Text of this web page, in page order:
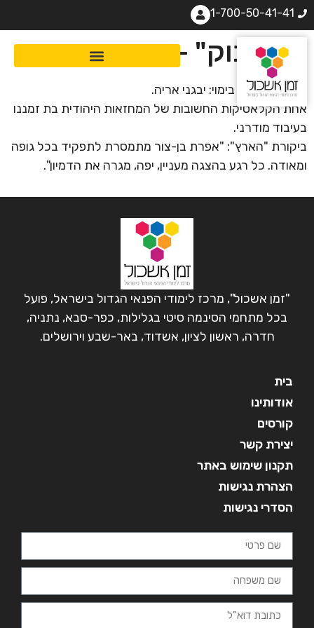
1-700-50-41-41
"הדיבוק" – תיאטרון גשר
מחזה: רועי חן. בימוי: יבגני אריה.
אחת הקלאסיקות החשובות של המחזאות היהודית בת זמננו
בעיבוד מודרני.
ביקורת "הארץ": "אפרת בן-צור מתמסרת לתפקיד בכל גופה
ומאודה. כל רגע בהצגה מעניין, יפה, מגרה את הדמיון".
"זמן אשכול", מרכז לימודי הפנאי הגדול בישראל, פועל
בכל מתחמי הסינמה סיטי בגלילות, כפר-סבא, נתניה,
חדרה, ראשון לציון, אשדוד, באר-שבע וירושלים.
בית
אודותינו
קורסים
יצירת קשר
תקנון שימוש באתר
הצהרת נגישות
הסדרי נגישות